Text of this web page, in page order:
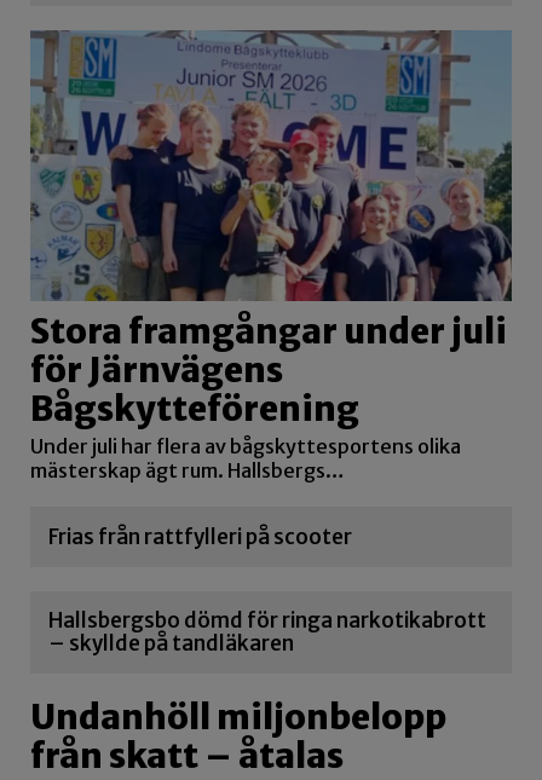
Stora framgångar under juli
för Järnvägens
Bågskytteförening
Under juli har flera av bågskyttesportens olika
mästerskap ägt rum. Hallsbergs…
Frias från rattfylleri på scooter
Hallsbergsbo dömd för ringa narkotikabrott
– skyllde på tandläkaren
Undanhöll miljonbelopp
från skatt – åtalas